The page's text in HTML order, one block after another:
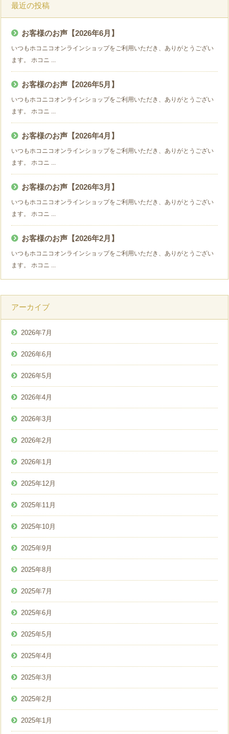
最近の投稿
お客様のお声【2026年6月】
いつもホコニコオンラインショップをご利用いただき、ありがとうござい
ます。 ホコニ ...
お客様のお声【2026年5月】
いつもホコニコオンラインショップをご利用いただき、ありがとうござい
ます。 ホコニ ...
お客様のお声【2026年4月】
いつもホコニコオンラインショップをご利用いただき、ありがとうござい
ます。 ホコニ ...
お客様のお声【2026年3月】
いつもホコニコオンラインショップをご利用いただき、ありがとうござい
ます。 ホコニ ...
お客様のお声【2026年2月】
いつもホコニコオンラインショップをご利用いただき、ありがとうござい
ます。 ホコニ ...
アーカイブ
2026年7月
2026年6月
2026年5月
2026年4月
2026年3月
2026年2月
2026年1月
2025年12月
2025年11月
2025年10月
2025年9月
2025年8月
2025年7月
2025年6月
2025年5月
2025年4月
2025年3月
2025年2月
2025年1月